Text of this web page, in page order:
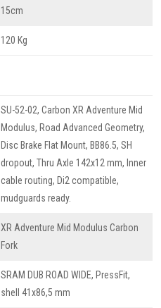
15cm
120 Kg
SU-52-02, Carbon XR Adventure Mid
Modulus, Road Advanced Geometry,
Disc Brake Flat Mount, BB86.5, SH
dropout, Thru Axle 142x12 mm, Inner
cable routing, Di2 compatible,
mudguards ready.
XR Adventure Mid Modulus Carbon
Fork
SRAM DUB ROAD WIDE, PressFit,
shell 41x86,5 mm